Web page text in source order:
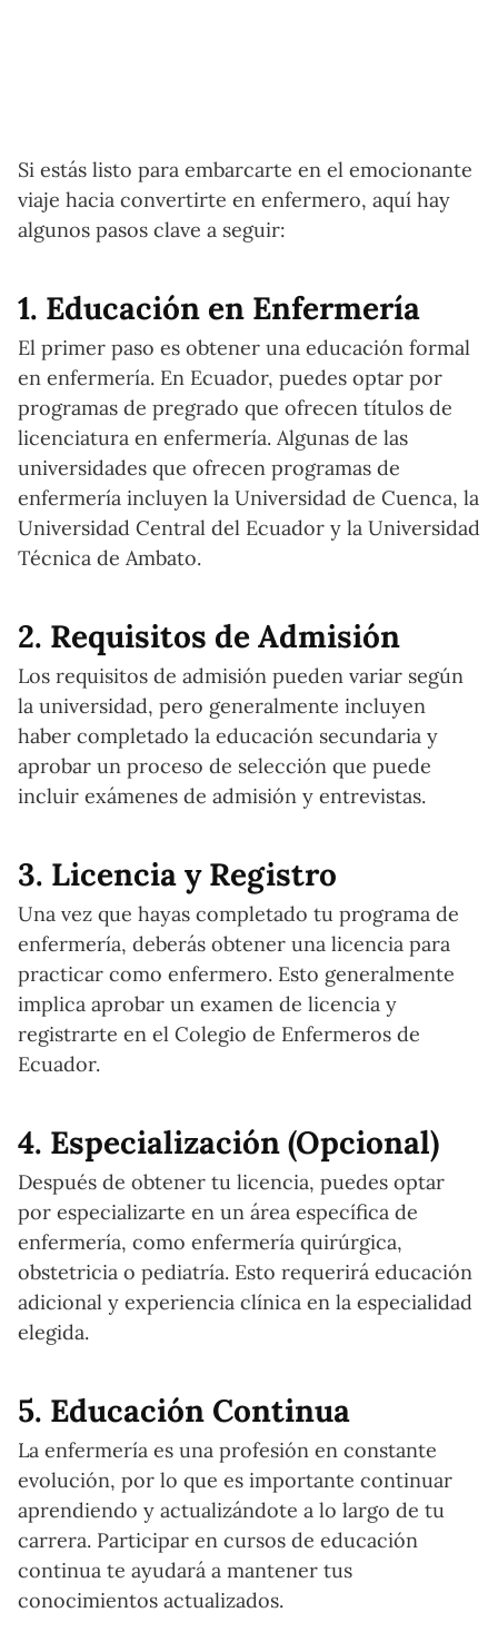
Si estás listo para embarcarte en el emocionante
viaje hacia convertirte en enfermero, aquí hay
algunos pasos clave a seguir:
1. Educación en Enfermería
El primer paso es obtener una educación formal
en enfermería. En Ecuador, puedes optar por
programas de pregrado que ofrecen títulos de
licenciatura en enfermería. Algunas de las
universidades que ofrecen programas de
enfermería incluyen la Universidad de Cuenca, la
Universidad Central del Ecuador y la Universidad
Técnica de Ambato.
2. Requisitos de Admisión
Los requisitos de admisión pueden variar según
la universidad, pero generalmente incluyen
haber completado la educación secundaria y
aprobar un proceso de selección que puede
incluir exámenes de admisión y entrevistas.
3. Licencia y Registro
Una vez que hayas completado tu programa de
enfermería, deberás obtener una licencia para
practicar como enfermero. Esto generalmente
implica aprobar un examen de licencia y
registrarte en el Colegio de Enfermeros de
Ecuador.
4. Especialización (Opcional)
Después de obtener tu licencia, puedes optar
por especializarte en un área específica de
enfermería, como enfermería quirúrgica,
obstetricia o pediatría. Esto requerirá educación
adicional y experiencia clínica en la especialidad
elegida.
5. Educación Continua
La enfermería es una profesión en constante
evolución, por lo que es importante continuar
aprendiendo y actualizándote a lo largo de tu
carrera. Participar en cursos de educación
continua te ayudará a mantener tus
conocimientos actualizados.